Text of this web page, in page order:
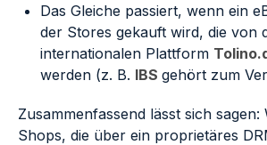
Das Gleiche passiert, wenn ein
der Stores gekauft wird, die von
internationalen Plattform
werden (z. B. IBS gehört zum
Zusammenfassend lässt sich sagen:
Shops, die über ein proprietäres